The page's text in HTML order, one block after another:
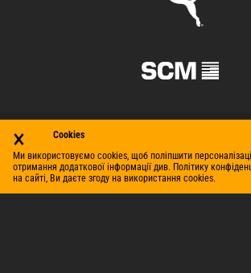
×
Cookies
Ми використовуємо cookies, щоб поліпшити
отримання додаткової інформації див. Політику
на сайті, Ви даєте згоду на використання cookies.